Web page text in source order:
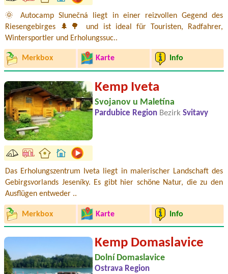
🌞 Autocamp Slunečná liegt in einer reizvollen Gegend des
Riesengebirges 🌲🌳 und ist ideal für Touristen, Radfahrer,
Wintersportler und Erholungssuc..
Merkbox Karte Info
Kemp Iveta
Svojanov u Maletína
Pardubice Region Bezirk Svitavy
Das Erholungszentrum Iveta liegt in malerischer Landschaft des
Gebirgsvorlands Jeseníky. Es gibt hier schöne Natur, die zu den
Ausflügen entweder ..
Merkbox Karte Info
Kemp Domaslavice
Dolní Domaslavice
Ostrava Region